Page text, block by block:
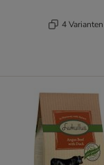
4 Varianten